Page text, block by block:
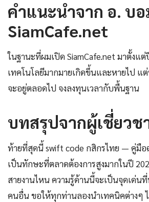
คำแนะนำจาก อ. บ
SiamCafe.net
ในฐานะที่ผมเปิด SiamCafe.net มาตั้งแ
เทคโนโลยีมากมายเกิดขึ้นและหายไป
จะอยู่ตลอดไป จงลงทุนเวลากับพื้นฐาน
บทสรุปจากผู้เชี่ยว
ท้ายที่สุดนี้ swift code กสิกรไทย — คู่มื
เป็นทักษะที่ตลาดต้องการสูงมากในปี
สายงานไหน ความรู้ด้านนี้จะเป็นจุดเด่น
คนอื่น ขอให้ทุกท่านลองนำเทคนิคต่างๆ